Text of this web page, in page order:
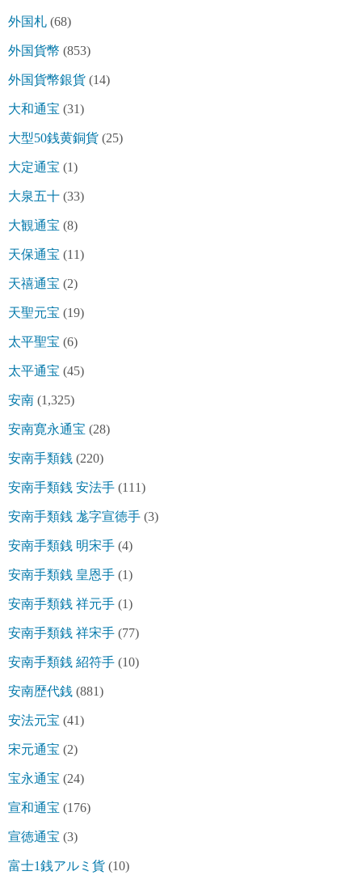
外国札 (68)
外国貨幣 (853)
外国貨幣銀貨 (14)
大和通宝 (31)
大型50銭黄銅貨 (25)
大定通宝 (1)
大泉五十 (33)
大観通宝 (8)
天保通宝 (11)
天禧通宝 (2)
天聖元宝 (19)
太平聖宝 (6)
太平通宝 (45)
安南 (1,325)
安南寛永通宝 (28)
安南手類銭 (220)
安南手類銭 安法手 (111)
安南手類銭 尨字宣徳手 (3)
安南手類銭 明宋手 (4)
安南手類銭 皇恩手 (1)
安南手類銭 祥元手 (1)
安南手類銭 祥宋手 (77)
安南手類銭 紹符手 (10)
安南歴代銭 (881)
安法元宝 (41)
宋元通宝 (2)
宝永通宝 (24)
宣和通宝 (176)
宣徳通宝 (3)
富士1銭アルミ貨 (10)